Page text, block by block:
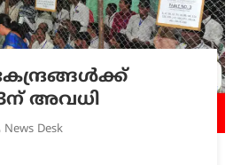
അവധി
News Desk